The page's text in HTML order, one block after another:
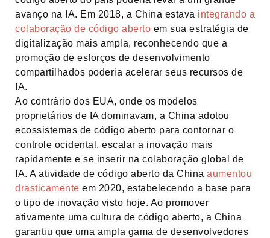
avanço na IA. Em 2018, a China estava integrando a
colaboração de código aberto em sua estratégia de
digitalização mais ampla, reconhecendo que a
promoção de esforços de desenvolvimento
compartilhados poderia acelerar seus recursos de
IA.
Ao contrário dos EUA, onde os modelos
proprietários de IA dominavam, a China adotou
ecossistemas de código aberto para contornar o
controle ocidental, escalar a inovação mais
rapidamente e se inserir na colaboração global de
IA. A atividade de código aberto da China aumentou
drasticamente em 2020, estabelecendo a base para
o tipo de inovação visto hoje. Ao promover
ativamente uma cultura de código aberto, a China
garantiu que uma ampla gama de desenvolvedores